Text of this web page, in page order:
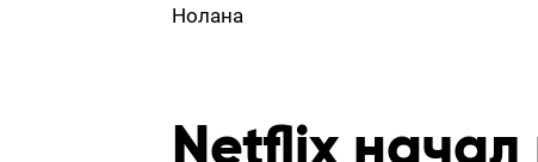
Нолана
Netflix начал